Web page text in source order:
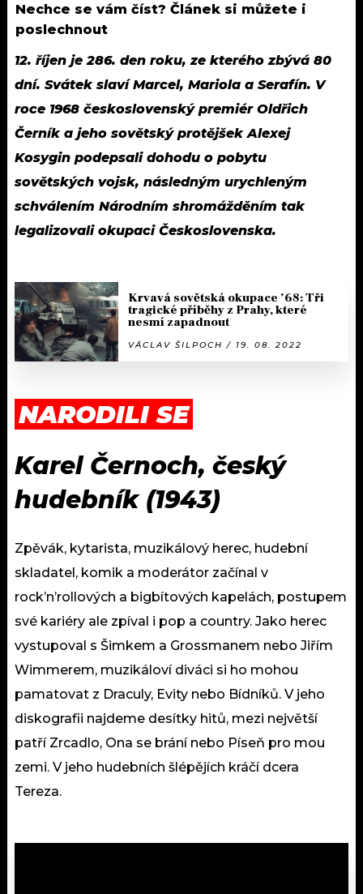
Nechce se vám číst? Článek si můžete i
poslechnout
12. říjen je 286. den roku, ze kterého zbývá 80
dní. Svátek slaví Marcel, Mariola a Serafín. V
roce 1968 československý premiér Oldřich
Černík a jeho sovětský protějšek Alexej
Kosygin podepsali dohodu o pobytu
sovětských vojsk, následným urychleným
schválením Národním shromážděním tak
legalizovali okupaci Československa.
Krvavá sovětská okupace ’68: Tři
tragické příběhy z Prahy, které
nesmí zapadnout
VÁCLAV ŠILPOCH / 19. 08. 2022
NARODILI SE
Karel Černoch, český
hudebník (1943)
Zpěvák, kytarista, muzikálový herec, hudební
skladatel, komik a moderátor začínal v
rock’n’rollových a bigbítových kapelách, postupem
své kariéry ale zpíval i pop a country. Jako herec
vystupoval s Šimkem a Grossmanem nebo Jiřím
Wimmerem, muzikáloví diváci si ho mohou
pamatovat z Draculy, Evity nebo Bídníků. V jeho
diskografii najdeme desítky hitů, mezi největší
patří Zrcadlo, Ona se brání nebo Píseň pro mou
zemi. V jeho hudebních šlépějích kráčí dcera
Tereza.